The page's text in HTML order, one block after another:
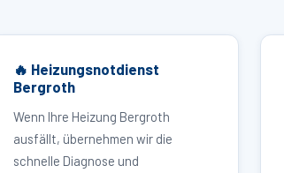
🔥 Heizungsnotdienst
Bergroth
Wenn Ihre Heizung Bergroth
ausfällt, übernehmen wir die
schnelle Diagnose und